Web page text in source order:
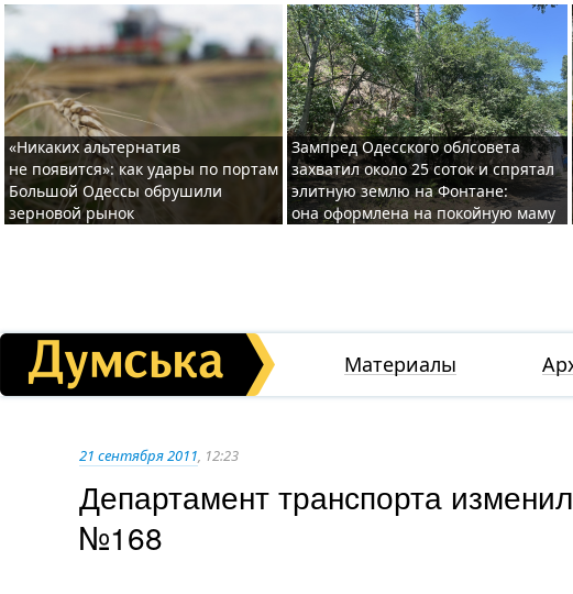
«Никаких альтернатив
не появится»: как удары по портам
Большой Одессы обрушили
зерновой рынок
Зампред Одесского облсовета
захватил около 25 соток и спрятал
элитную землю на Фонтане:
она оформлена на покойную маму
Материалы
21 сентября 2011, 12:23
Департамент транспорта
№168